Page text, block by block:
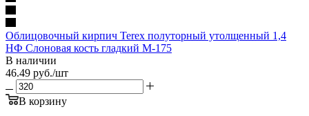
Облицовочный кирпич Terex полуторный утолщенный 1,4
НФ Слоновая кость гладкий М-175
В наличии
46.49 руб./шт
В корзину